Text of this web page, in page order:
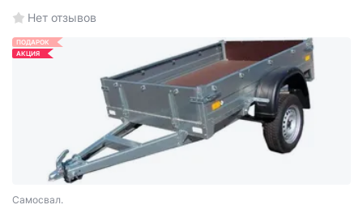
Нет отзывов
ПОДАРОК
АКЦИЯ
Самосвал.